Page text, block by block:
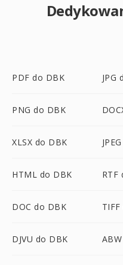
PDF do DBK JPG
PNG do DBK
XLSX do DBK
HTML do DBK RTF
DOC do DBK
DJVU do DBK